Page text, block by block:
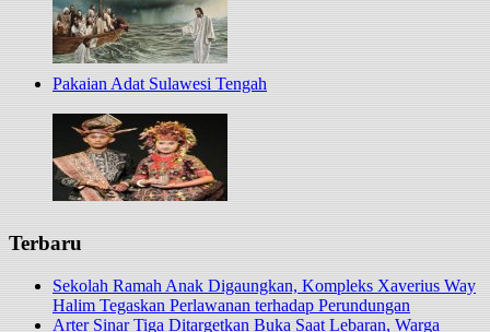
Pakaian Adat Sulawesi Tengah
Terbaru
Sekolah Ramah Anak Digaungkan, Kompleks Xaverius Way
Halim Tegaskan Perlawanan terhadap Perundungan
Arter Sinar Tiga Ditargetkan Buka Saat Lebaran, Warga